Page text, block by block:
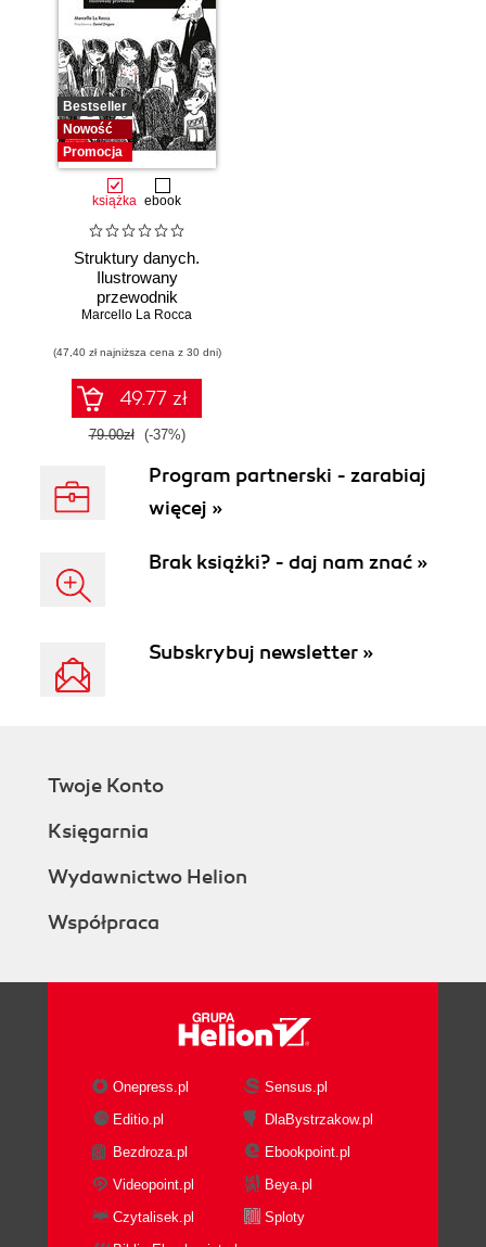
Bestseller
Nowość
Promocja
książka ebook
Struktury danych.
Ilustrowany
przewodnik
Marcello La Rocca
(47,40 zł najniższa cena z 30 dni)
49.77 zł
79.00zł (-37%)
Program partnerski - zarabiaj
więcej »
Brak książki? - daj nam znać »
Subskrybuj newsletter »
Twoje Konto
Księgarnia
Wydawnictwo Helion
Współpraca
Onepress.pl
Sensus.pl
Editio.pl
DlaBystrzakow.pl
Bezdroza.pl
Ebookpoint.pl
Videopoint.pl
Beya.pl
Czytalisek.pl
Sploty